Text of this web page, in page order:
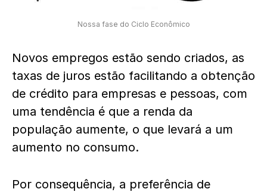
Nossa fase do Ciclo Econômico
Novos empregos estão sendo criados, as
taxas de juros estão facilitando a obtenção
de crédito para empresas e pessoas, com
uma tendência é que a renda da
população aumente, o que levará a um
aumento no consumo.
Por consequência, a preferência de